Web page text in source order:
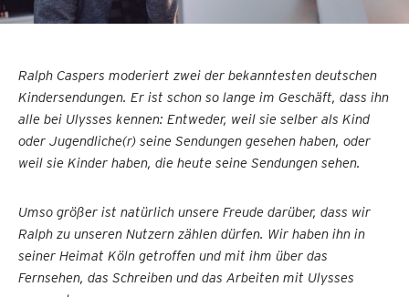
Ralph Caspers moderiert zwei der bekanntesten deutschen
Kindersendungen. Er ist schon so lange im Geschäft, dass ihn
alle bei Ulysses kennen: Entweder, weil sie selber als Kind
oder Jugendliche(r) seine Sendungen gesehen haben, oder
weil sie Kinder haben, die heute seine Sendungen sehen.
Umso größer ist natürlich unsere Freude darüber, dass wir
Ralph zu unseren Nutzern zählen dürfen. Wir haben ihn in
seiner Heimat Köln getroffen und mit ihm über das
Fernsehen, das Schreiben und das Arbeiten mit Ulysses